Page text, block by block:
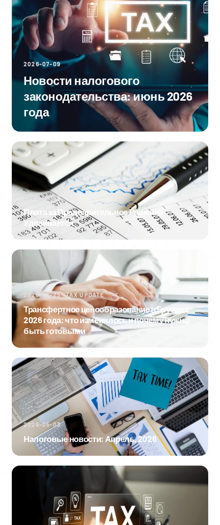
2026-07-09
Новости налогового
законодательства: июнь 2026
года
2026-06-22
Плата за Предварительное Решение
Удваивается
2026-05-25 · TAX UPDATE
Трансфертное ценообразование в Грузии с
2026 года: что изменилось и почему нужно
быть готовыми
2026-05-03
Налоговые новости: Апрель, 2026